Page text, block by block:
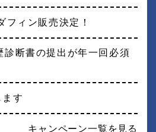
フィン販売決定！
断書の提出が年一回必須
す
キャンペーン一覧を見る